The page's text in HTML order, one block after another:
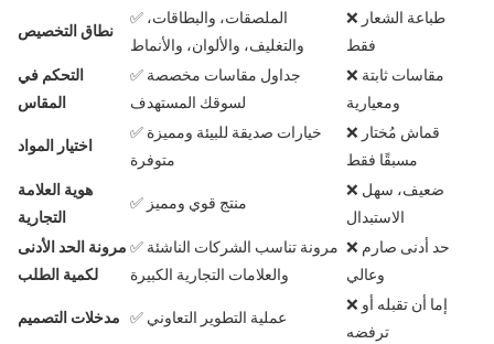
نطاق التخصيص
✅ الملصقات، والبطاقات،
والتغليف، والألوان، والأنماط
❌ طباعة الشعار
فقط
التحكم في
المقاس
✅ جداول مقاسات مخصصة
لسوقك المستهدف
❌ مقاسات ثابتة
ومعيارية
اختيار المواد
✅ خيارات صديقة للبيئة ومميزة
متوفرة
❌ قماش مُختار
مسبقًا فقط
هوية العلامة
التجارية
✅ منتج قوي ومميز
❌ ضعيف، سهل
الاستبدال
مرونة الحد الأدنى
لكمية الطلب
✅ مرونة تناسب الشركات الناشئة
والعلامات التجارية الكبيرة
❌ حد أدنى صارم
وعالي
مدخلات التصميم ✅ عملية التطوير التعاوني
❌ إما أن تقبله أو
ترفضه